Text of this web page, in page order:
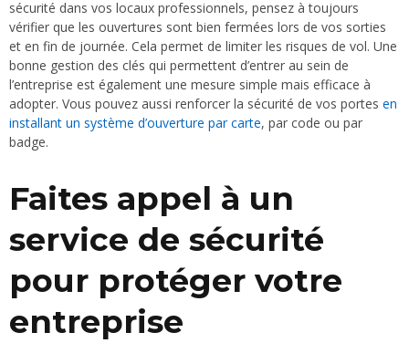
sécurité dans vos locaux professionnels, pensez à toujours
vérifier que les ouvertures sont bien fermées lors de vos sorties
et en fin de journée. Cela permet de limiter les risques de vol. Une
bonne gestion des clés qui permettent d’entrer au sein de
l’entreprise est également une mesure simple mais efficace à
adopter. Vous pouvez aussi renforcer la sécurité de vos portes en
installant un système d’ouverture par carte, par code ou par
badge.
Faites appel à un
service de sécurité
pour protéger votre
entreprise